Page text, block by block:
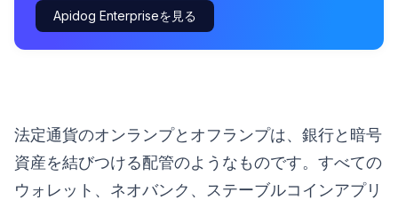
Apidog Enterpriseを見る
法定通貨のオンランプとオフランプは、銀行と暗号
資産を結びつける配管のようなものです。すべての
ウォレット、ネオバンク、ステーブルコインアプリ